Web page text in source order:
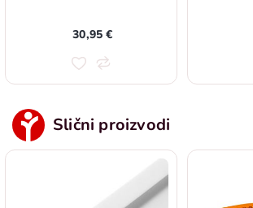
30,95 €
Slični proizvodi